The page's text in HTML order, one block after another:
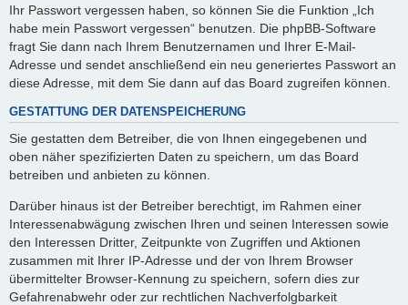
Ihr Passwort vergessen haben, so können Sie die Funktion „Ich
habe mein Passwort vergessen“ benutzen. Die phpBB-Software
fragt Sie dann nach Ihrem Benutzernamen und Ihrer E-Mail-
Adresse und sendet anschließend ein neu generiertes Passwort an
diese Adresse, mit dem Sie dann auf das Board zugreifen können.
GESTATTUNG DER DATENSPEICHERUNG
Sie gestatten dem Betreiber, die von Ihnen eingegebenen und
oben näher spezifizierten Daten zu speichern, um das Board
betreiben und anbieten zu können.
Darüber hinaus ist der Betreiber berechtigt, im Rahmen einer
Interessenabwägung zwischen Ihren und seinen Interessen sowie
den Interessen Dritter, Zeitpunkte von Zugriffen und Aktionen
zusammen mit Ihrer IP-Adresse und der von Ihrem Browser
übermittelter Browser-Kennung zu speichern, sofern dies zur
Gefahrenabwehr oder zur rechtlichen Nachverfolgbarkeit